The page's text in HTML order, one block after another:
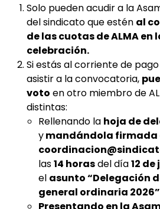
Solo pueden acudir a la
del sindicato que estén al
de las cuotas de ALMA en
celebración.
Si estás al corriente de
asistir a la convocatoria,
voto en otro miembro de
distintas:
Rellenando la hoja de
ymandándola firmada
las14 horasdel día12
el asunto “Delegación
general ordinaria 2026”
Presentando en la